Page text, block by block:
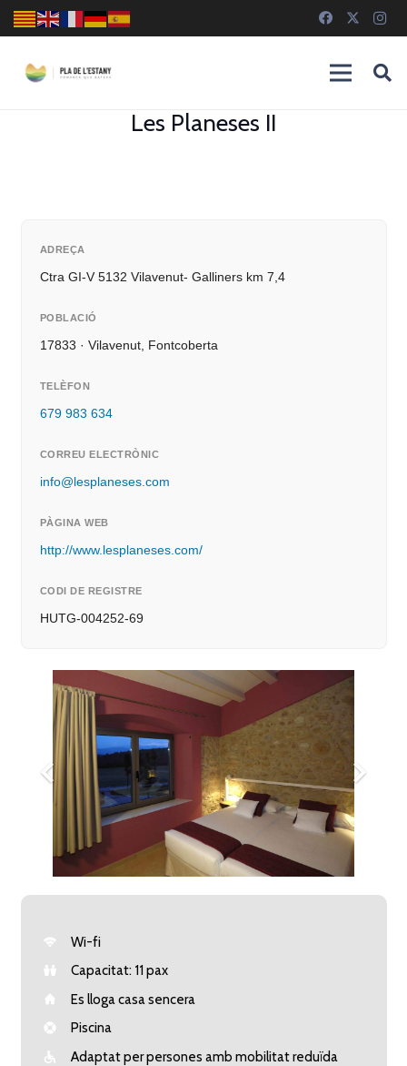
Les Planeses II
ADREÇA
Ctra GI-V 5132 Vilavenut- Galliners km 7,4
POBLACIÓ
17833 · Vilavenut, Fontcoberta
TELÈFON
679 983 634
CORREU ELECTRÒNIC
info@lesplaneses.com
PÀGINA WEB
http://www.lesplaneses.com/
CODI DE REGISTRE
HUTG-004252-69
Wi-fi
Capacitat: 11 pax
Es lloga casa sencera
Piscina
Adaptat per persones amb mobilitat reduïda